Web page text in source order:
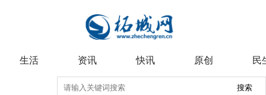
生活 资讯 快讯 原创 民
搜索